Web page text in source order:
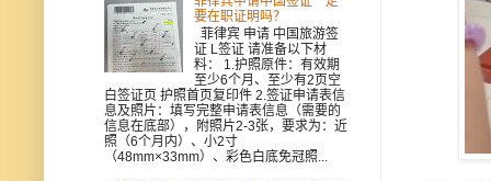
要在职证明吗？
菲律宾 申请 中国旅游签
证 L签证 请准备以下材
料： 1.护照原件：有效期
至少6个月、至少有2页空
白签证页 护照首页复印件 2.签证申请表信
息及照片：填写完整申请表信息（需要的
信息在底部），附照片2-3张，要求为：近
照（6个月内）、小2寸
（48mm×33mm）、彩色白底免冠照...